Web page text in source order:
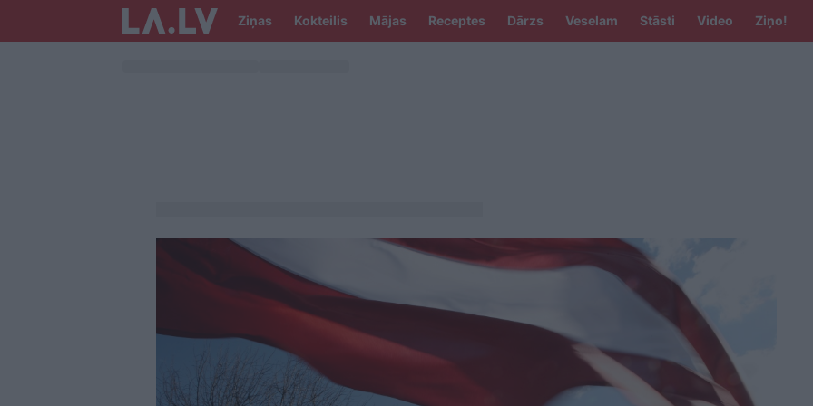
Ziņas Kokteilis Mājas Receptes Dārzs Veselam Stāsti Video Ziņo!